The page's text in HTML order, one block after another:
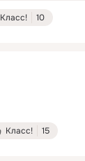
Класс! 10
Класс! 15